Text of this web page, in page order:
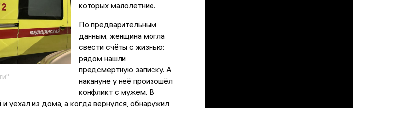
которых малолетние.
По предварительным
данным, женщина могла
свести счёты с жизнью:
рядом нашли
предсмертную записку. А
накануне у неё произошёл
конфликт с мужем. В
уехал из дома, а когда вернулся, обнаружил